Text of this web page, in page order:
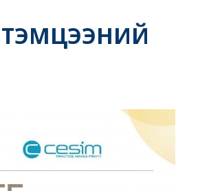
ТЭМЦЭЭНИЙ